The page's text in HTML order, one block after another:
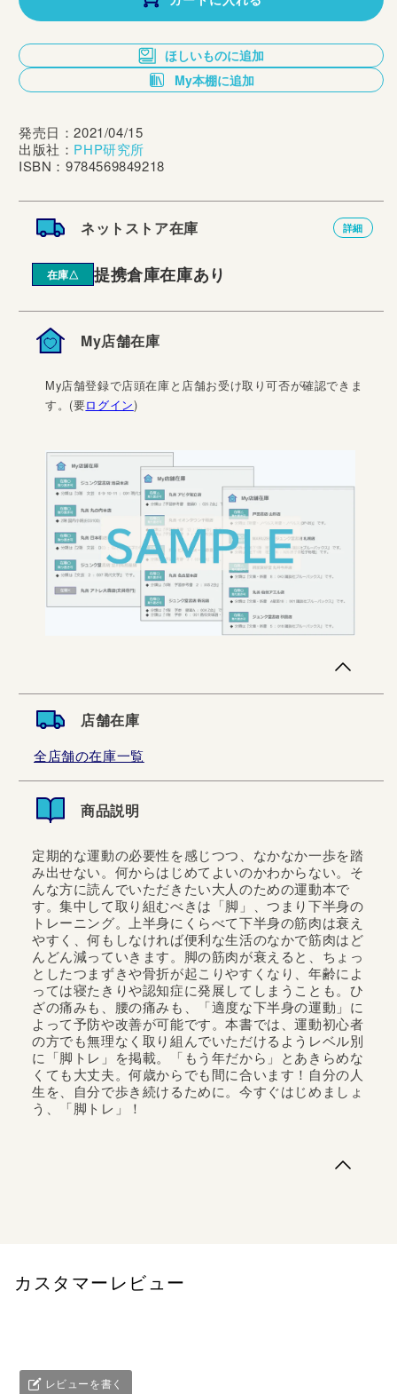
格
ほしいものに追加
My本棚に追加
発売日：2021/04/15
出版社： PHP研究所
ISBN：9784569849218
ネットストア在庫 詳細
在庫△ 提携倉庫在庫あり
My店舗在庫
My店舗登録で店頭在庫と店舗お受け取り可否が確認できま
す。(要ログイン)
店舗在庫
全店舗の在庫一覧
便利な生活のなかで筋肉はどんどん減...
商品説明
定期的な運動の必要性を感じつつ、なかなか一歩を踏
み出せない。何からはじめてよいのかわからない。そ
んな方に読んでいただきたい大人のための運動本で
す。集中して取り組むべきは「脚」、つまり下半身の
トレーニング。上半身にくらべて下半身の筋肉は衰え
やすく、何もしなければ便利な生活のなかで筋肉はど
んどん減っていきます。脚の筋肉が衰えると、ちょっ
としたつまずきや骨折が起こりやすくなり、年齢によ
っては寝たきりや認知症に発展してしまうことも。ひ
ざの痛みも、腰の痛みも、「適度な下半身の運動」に
よって予防や改善が可能です。本書では、運動初心者
の方でも無理なく取り組んでいただけるようレベル別
に「脚トレ」を掲載。「もう年だから」とあきらめな
くても大丈夫。何歳からでも間に合います！自分の人
生を、自分で歩き続けるために。今すぐはじめましょ
う、「脚トレ」！
カスタマーレビュー
レビューを書く